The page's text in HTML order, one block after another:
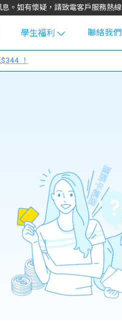
。如有懷疑，請致電客戶服務熱線
學生福利
uFinance 校
園贊助
聯絡我們
！